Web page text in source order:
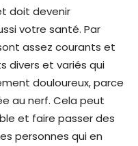
doit devenir
votre santé. Par
assez courants et
divers et variés qui
douloureux, parce
au nerf. Cela peut
et faire passer des
personnes qui en